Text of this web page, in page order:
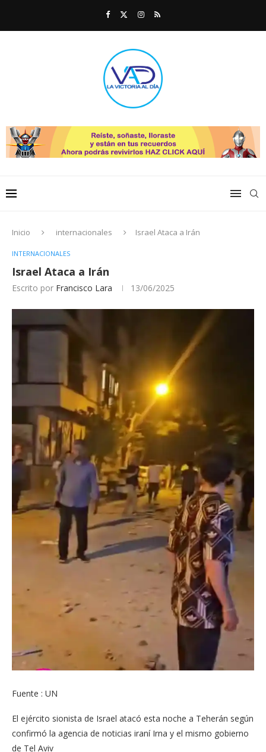
Inicio internacionales Israel Ataca a Irán
INTERNACIONALES
Israel Ataca a Irán
Escrito por Francisco Lara 13/06/2025
Fuente : UN
El ejército sionista de Israel atacó esta noche a Teherán según
confirmó la agencia de noticias iraní Irna y el mismo gobierno
de Tel Aviv